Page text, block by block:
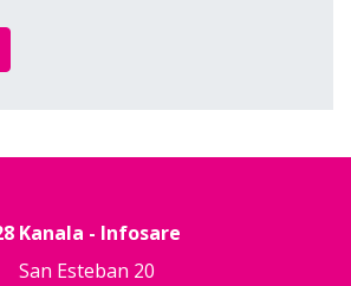
Kanala - Infosare
San Esteban 20